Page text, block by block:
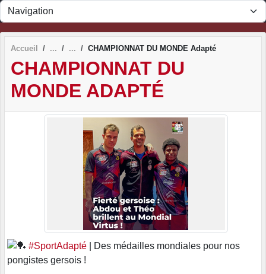
Accueil CHAMPIONNAT DU MONDE Adapté
CHAMPIONNAT DU
MONDE ADAPTÉ
#SportAdapté | Des médailles mondiales pour nos
pongistes gersois !
Panneau de gestion des cookies